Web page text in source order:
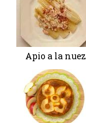
Apio a la nuez